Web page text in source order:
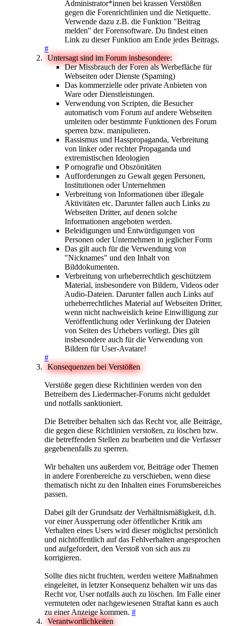
Administrator*innen bei krassen Verstößen
gegen die Forenrichtlinien und die Netiquette.
Verwende dazu z.B. die Funktion "Beitrag
melden" der Forensoftware. Du findest einen
Link zu dieser Funktion am Ende jedes Beitrags.
#
Untersagt sind im Forum insbesondere:
Der Missbrauch der Foren als Werbefläche für
Webseiten oder Dienste (Spaming)
Das kommerzielle oder private Anbieten von
Ware oder Dienstleistungen.
Verwendung von Scripten, die Besucher
automatisch vom Forum auf andere Webseiten
umleiten oder bestimmte Funktionen des Forum
sperren bzw. manipulieren.
Rassismus und Hasspropaganda, Verbreitung
von linker oder rechter Propaganda und
extremistischen Ideologien
P ornografie und Obszönitäten
Aufforderungen zu Gewalt gegen Personen,
Institutionen oder Unternehmen
Verbreitung von Informationen über illegale
Aktivitäten etc. Darunter fallen auch Links zu
Webseiten Dritter, auf denen solche
Informationen angeboten werden.
Beleidigungen und Entwürdigungen von
Personen oder Unternehmen in jeglicher Form
Das gilt auch für die Verwendung von
"Nicknames" und den Inhalt von
Bilddokumenten.
Verbreitung von urheberrechtlich geschütztem
Material, insbesondere von Bildern, Videos oder
Audio-Dateien. Darunter fallen auch Links auf
urheberrechtliches Material auf Webseiten Dritter,
wenn nicht nachweislich keine Einwilligung zur
Veröffentlichung oder Verlinkung der Dateien
von Seiten des Urhebers vorliegt. Dies gilt
insbesondere auch für die Verwendung von
Bildern für User-Avatare!
#
Konsequenzen bei Verstößen
Verstöße gegen diese Richtlinien werden von den
Betreibern des Liedermacher-Forums nicht geduldet
und notfalls sanktioniert.
Die Betreiber behalten sich das Recht vor, alle Beiträge,
die gegen diese Richtlinien verstoßen, zu löschen bzw.
die betreffenden Stellen zu bearbeiten und die Verfasser
gegebenenfalls zu sperren.
Wir behalten uns außerdem vor, Beiträge oder Themen
in andere Forenbereiche zu verschieben, wenn diese
thematisch nicht zu den Inhalten eines Forumsbereiches
passen.
Dabei gilt der Grundsatz der Verhältnismäßigkeit, d.h.
vor einer Aussperrung oder öffentlicher Kritik am
Verhalten eines Users wird dieser möglichst persönlich
und nichtöffentlich auf das Fehlverhalten angesprochen
und aufgefordert, den Verstoß von sich aus zu
korrigieren.
Sollte dies nicht fruchten, werden weitere Maßnahmen
eingeleitet, in letzter Konsequenz behalten wir uns das
Recht vor, User notfalls auch zu löschen. Im Falle einer
vermuteten oder nachgewiesenen Straftat kann es auch
zu einer Anzeige kommen. #
Verantwortlichkeiten